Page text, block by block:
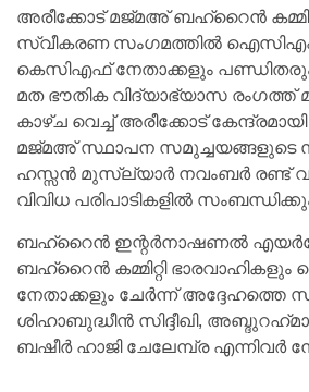
അരീക്കോട് മജ്മഅ് ബഹ്‌റൈന്‍
സ്വീകരണ സംഗമത്തില്‍
കെസിഎഫ് നേതാക്കളും
മത ഭൗതിക വിദ്യാഭ്യാസ രംഗത്ത്
കാഴ്ച വെച്ച് അരീക്കോട്
മജ്മഅ് സ്ഥാപന സമുച്ചയങ്ങളുടെ
ഹസ്സന്‍ മുസ്ല്യാര്‍ നവംബര്‍ രണ്ട്
വിവിധ പരിപാടികളില്‍
ബഹ്‌റൈന്‍ ഇന്റര്‍നാഷണല്‍
ബഹ്‌റൈന്‍ കമ്മിറ്റി
നേതാക്കളും ചേര്‍ന്ന് അദ്ദേഹത്തെ
ശിഹാബുദ്ധീന്‍ സിദ്ദീഖി,
ബഷീര്‍ ഹാജി ചേലേമ്പ്ര എന്നിവര്‍